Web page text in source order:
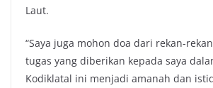
Laut.
“Saya juga mohon doa dari rekan-
tugas yang diberikan kepada saya
Kodiklatal ini menjadi amanah dan